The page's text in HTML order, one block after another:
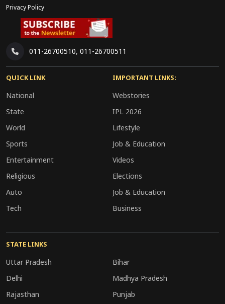
Privacy Policy
011-26700510, 011-26700511
QUICK LINK
National
State
World
Sports
Entertainment
Religious
Auto
Tech
IMPORTANT LINKS:
Webstories
IPL 2026
Lifestyle
Job & Education
Videos
Elections
Job & Education
Business
STATE LINKS
Uttar Pradesh
Bihar
Delhi
Madhya Pradesh
Rajasthan
Punjab